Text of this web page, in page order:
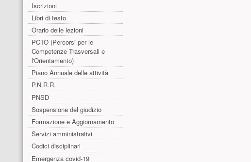
Iscrizioni
Libri di testo
Orario delle lezioni
PCTO (Percorsi per le
Competenze Trasversali e
l'Orientamento)
Piano Annuale delle attività
P.N.R.R.
PNSD
Sospensione del giudizio
Formazione e Aggiornamento
Servizi amministrativi
Codici disciplinari
Emergenza covid-19